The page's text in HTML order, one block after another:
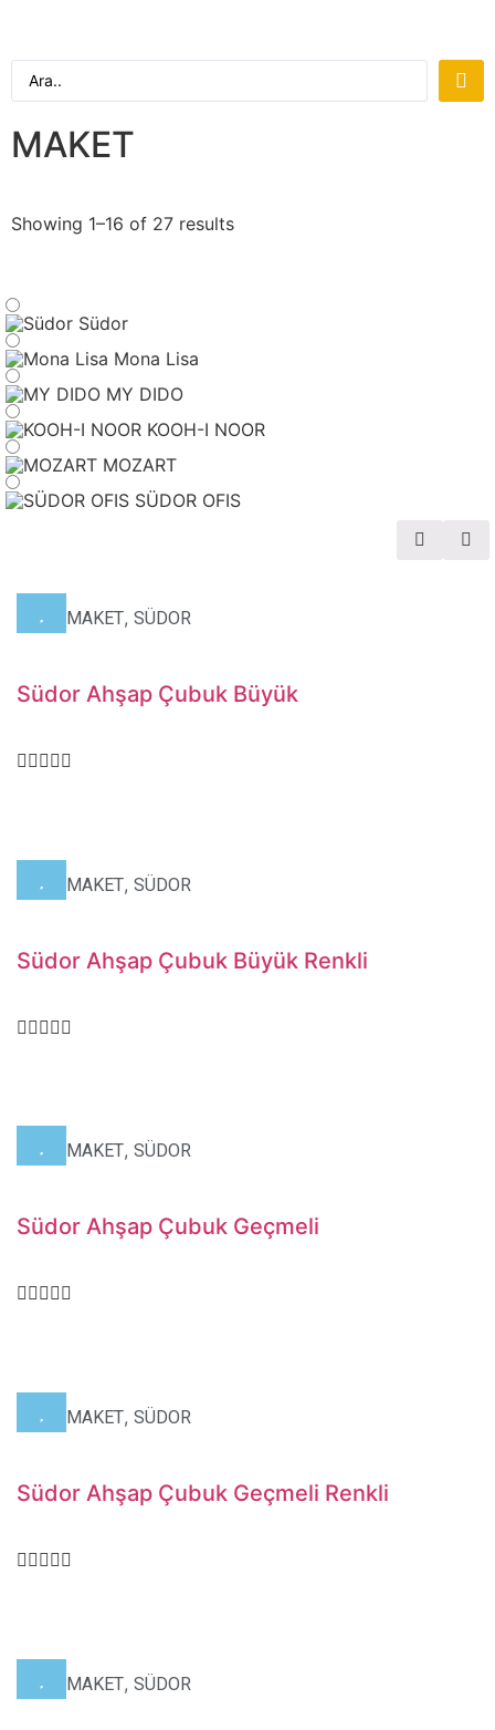
MAKET
Showing 1–16 of 27 results
Südor
Mona Lisa
MY DIDO
KOOH-I NOOR
MOZART
SÜDOR OFIS
HOBİ MAKET, SÜDOR
Südor Ahşap Çubuk Büyük
HOBİ MAKET, SÜDOR
Südor Ahşap Çubuk Büyük Renkli
HOBİ MAKET, SÜDOR
Südor Ahşap Çubuk Geçmeli
HOBİ MAKET, SÜDOR
Südor Ahşap Çubuk Geçmeli Renkli
HOBİ MAKET, SÜDOR